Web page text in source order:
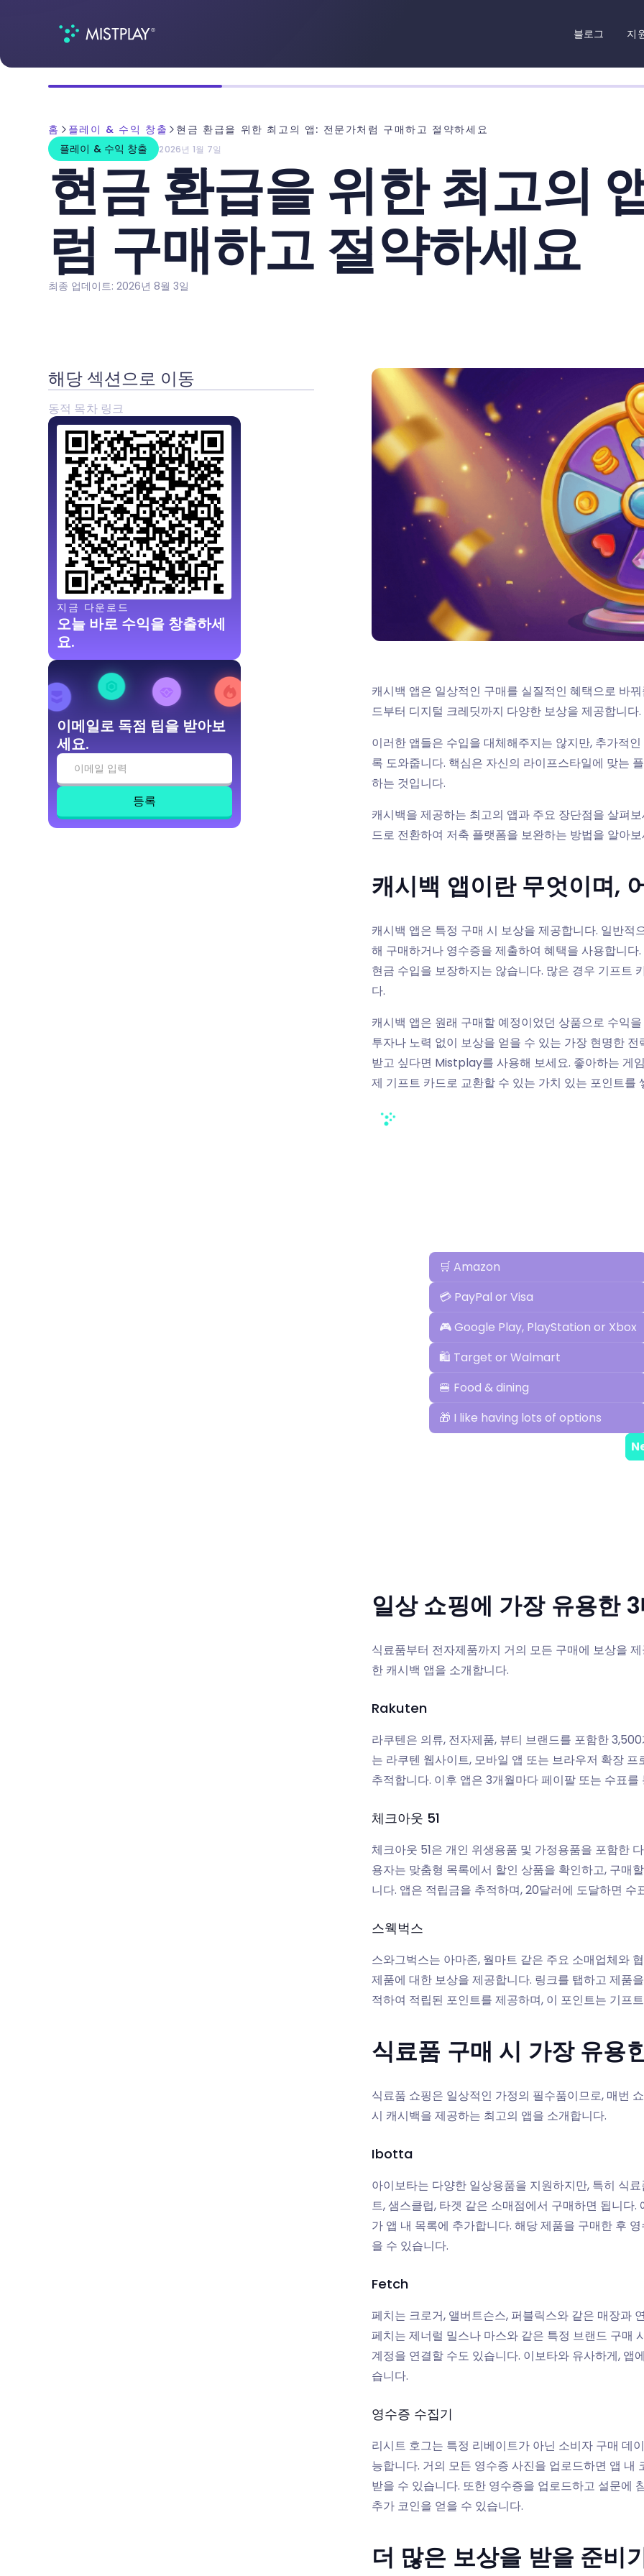
블로그 지
홈 플레이 & 수익 창출
현금 환급을 위한 최고의 앱: 전문가처럼 구매하고 절약하세요
플레이 & 수익 창출
2026년 1월 7일
현금 환급을 위한 최고의
럼 구매하고 절약하세요
최종 업데이트: 2026년 8월 3일
해당 섹션으로 이동
동적 목차 링크
지금 다운로드
오늘 바로 수익을 창출하세
요.
이메일로 독점 팁을 받아보
세요.
캐시백 앱은 일상적인 구매를 실질적인 혜택으로 바
드부터 디지털 크레딧까지 다양한 보상을 제공합니다.
이러한 앱들은 수입을 대체해주지는 않지만, 추가적
록 도와줍니다. 핵심은 자신의 라이프스타일에 맞는
하는 것입니다.
캐시백을 제공하는 최고의 앱과 주요 장단점을 살펴
드로 전환하여 저축 플랫폼을 보완하는 방법을 알아보
캐시백 앱이란 무엇이며,
캐시백 앱은 특정 구매 시 보상을 제공합니다. 일반
해 구매하거나 영수증을 제출하여 혜택을 사용합니
현금 수입을 보장하지는 않습니다. 많은 경우 기프트
다.
캐시백 앱은 원래 구매할 예정이었던 상품으로 수익
투자나 노력 없이 보상을 얻을 수 있는 가장 현명한
받고 싶다면 Mistplay를 사용해 보세요. 좋아하는 게
제 기프트 카드로 교환할 수 있는 가치 있는 포인트를
일상 쇼핑에 가장 유용한
식료품부터 전자제품까지 거의 모든 구매에 보상을
한 캐시백 앱을 소개합니다.
Rakuten
라쿠텐은 의류, 전자제품, 뷰티 브랜드를 포함한
는 라쿠텐 웹사이트, 모바일 앱 또는 브라우저 확장
추적합니다. 이후 앱은 3개월마다 페이팔 또는 수표
체크아웃 51
체크아웃 51은 개인 위생용품 및 가정용품을 포함한
용자는 맞춤형 목록에서 할인 상품을 확인하고, 구매
니다. 앱은 적립금을 추적하며, 20달러에 도달하면 수
스웩벅스
스와그벅스는 아마존, 월마트 같은 주요 소매업체와
제품에 대한 보상을 제공합니다. 링크를 탭하고 제품
적하여 적립된 포인트를 제공하며, 이 포인트는 기프
식료품 구매 시 가장 유용
식료품 쇼핑은 일상적인 가정의 필수품이므로, 매번
시 캐시백을 제공하는 최고의 앱을 소개합니다.
Ibotta
아이보타는 다양한 일상용품을 지원하지만, 특히 식
트, 샘스클럽, 타겟 같은 소매점에서 구매하면 됩니
가 앱 내 목록에 추가합니다. 해당 제품을 구매한 후
을 수 있습니다.
Fetch
페치는 크로거, 앨버트슨스, 퍼블릭스와 같은 매장과
페치는 제너럴 밀스나 마스와 같은 특정 브랜드 구매
계정을 연결할 수도 있습니다. 이보타와 유사하게,
습니다.
영수증 수집기
리시트 호그는 특정 리베이트가 아닌 소비자 구매 데
능합니다. 거의 모든 영수증 사진을 업로드하면 앱
받을 수 있습니다. 또한 영수증을 업로드하고 설문에
추가 코인을 얻을 수 있습니다.
더 많은 보상을 받을 준